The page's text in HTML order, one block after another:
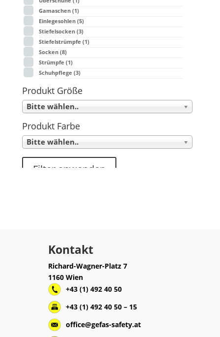
Gamaschen (1)
Einlegesohlen (5)
Stiefelsocken (3)
Stiefelstrümpfe (1)
Socken (8)
Strümpfe (1)
Schuhpflege (3)
Produkt Größe
Bitte wählen..
Produkt Farbe
Bitte wählen..
Filter anwenden
Kontakt
Richard-Wagner-Platz 7
1160 Wien
+43 (1) 492 40 50
+43 (1) 492 40 50 – 15
office@gefas-safety.at